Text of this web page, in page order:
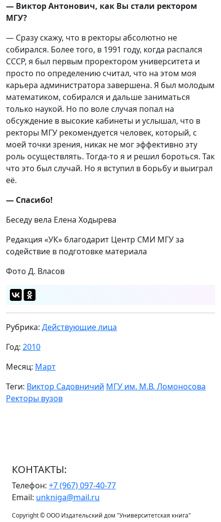
— Виктор Антонович, как Вы стали ректором
МГУ?
— Сразу скажу, что в ректоры абсолютно не
собирался. Более того, в 1991 году, когда распался
СССР, я был первым проректором университета и
просто по определению считал, что на этом моя
карьера администратора завершена. Я был молодым
математиком, собирался и дальше заниматься
только наукой. Но по воле случая попал на
обсуждение в высокие кабинеты и услышал, что в
ректоры МГУ рекомендуется человек, который, с
моей точки зрения, никак не мог эффективно эту
роль осуществлять. Тогда-то я и решил бороться. Так
что это был случай. Но я вступил в борьбу и выиграл
её.
— Спасибо!
Беседу вела Елена Ходырева
Редакция «УК» благодарит Центр СМИ МГУ за
содействие в подготовке материала
Фото Д. Власов
Рубрика: Действующие лица
Год: 2010
Месяц: Март
Теги: Виктор Садовничий МГУ им. М.В. Ломоносова
Ректоры вузов
КОНТАКТЫ:
Телефон: +7 (967) 097-40-77
Email: unkniga@mail.ru
Copyright © ООО Издательский дом "Университетская книга"